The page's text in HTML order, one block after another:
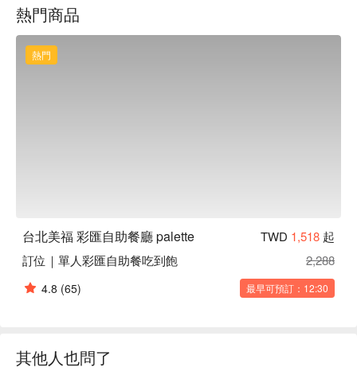
分鐘。
台北美福 彩匯自助餐廳 palette 訂位、鳶園優惠資訊立刻查看
⬇︎
熱門商品
熱門
台北美福 彩匯自助餐廳 palette TWD 1,518 起
訂位｜單人彩匯自助餐吃到飽
2,288
4.8 (65) 最早可預訂：12:30
其他人也問了